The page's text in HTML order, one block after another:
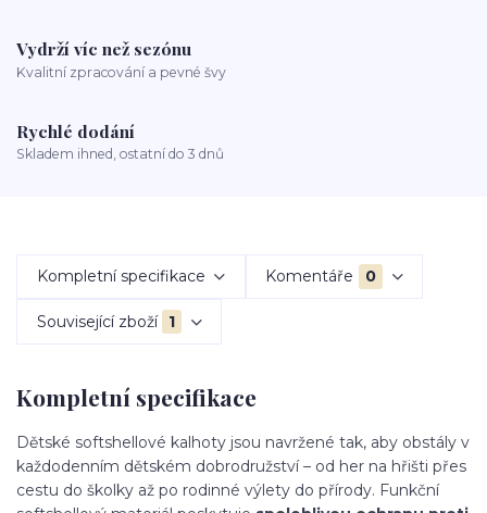
Vydrží víc než sezónu
Kvalitní zpracování a pevné švy
Rychlé dodání
Skladem ihned, ostatní do 3 dnů
Kompletní specifikace Komentáře 0
Související zboží 1
Kompletní specifikace
Dětské softshellové kalhoty jsou navržené tak, aby obstály v
každodenním dětském dobrodružství – od her na hřišti přes
cestu do školky až po rodinné výlety do přírody. Funkční